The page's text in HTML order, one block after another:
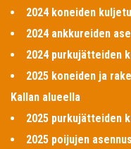
2024 koneiden
2024 ankkureiden
2024 purkujätteiden
2025 koneiden ja
Kallan alueella
2025 purkujätteiden
2025 poijujen